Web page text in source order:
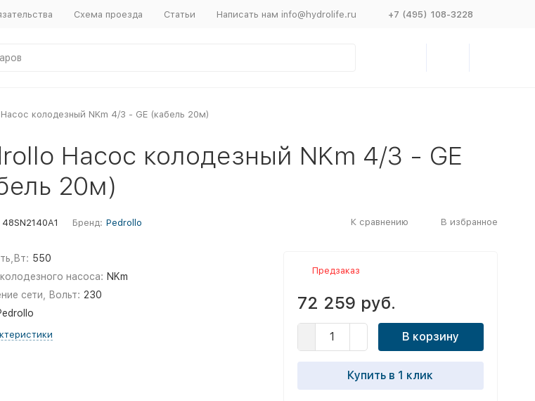
Схема проезда Статьи Написать нам info@hydrolife.ru +7 (495) 108-3228
колодезный NKm 4/3 - GE (кабель 20м)
Насос колодезный NKm 4/3 - GE
20м)
48SN2140A1 Бренд: Pedrollo К сравнению В избранное
550
насоса: NKm
сети, Вольт: 230
Предзаказ
72 259 руб.
В корзину
Купить в 1 клик